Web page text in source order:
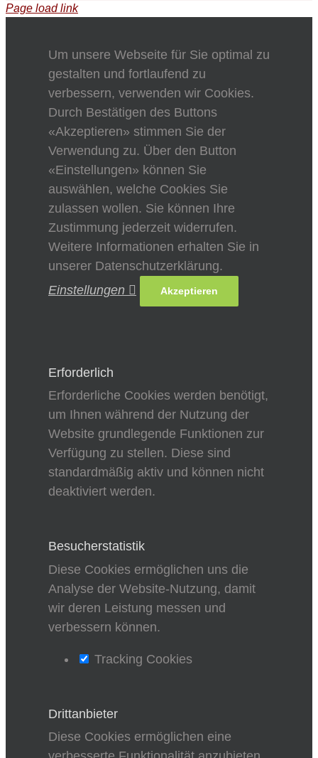
Page load link
Um unsere Webseite für Sie optimal zu
gestalten und fortlaufend zu
verbessern, verwenden wir Cookies.
Durch Bestätigen des Buttons
«Akzeptieren» stimmen Sie der
Verwendung zu. Über den Button
«Einstellungen» können Sie
auswählen, welche Cookies Sie
zulassen wollen. Sie können Ihre
Zustimmung jederzeit widerrufen.
Weitere Informationen erhalten Sie in
unserer Datenschutzerklärung.
Einstellungen
Akzeptieren
Erforderlich
Erforderliche Cookies werden benötigt,
um Ihnen während der Nutzung der
Website grundlegende Funktionen zur
Verfügung zu stellen. Diese sind
standardmäßig aktiv und können nicht
deaktiviert werden.
Besucherstatistik
Diese Cookies ermöglichen uns die
Analyse der Website-Nutzung, damit
wir deren Leistung messen und
verbessern können.
Tracking Cookies
Drittanbieter
Diese Cookies ermöglichen eine